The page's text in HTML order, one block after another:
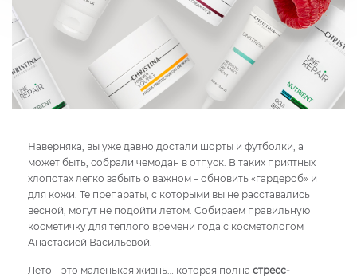
Наверняка, вы уже давно достали шорты и футболки, а
может быть, собрали чемодан в отпуск. В таких приятных
хлопотах легко забыть о важном – обновить «гардероб» и
для кожи. Те препараты, с которыми вы не расставались
весной, могут не подойти летом. Собираем правильную
косметичку для теплого времени года с косметологом
Анастасией Васильевой.
Лето – это маленькая жизнь… которая полна стресс-